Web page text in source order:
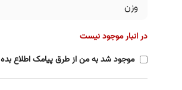
وزن
در انبار موجود نیست
موجود شد به من از طرق پیامک اطلاع بده